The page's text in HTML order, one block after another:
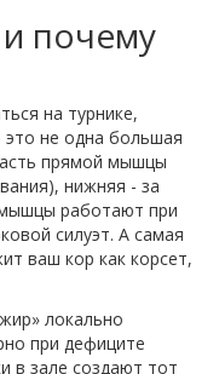
и почему
на турнике,
это не одна большая
прямой мышцы
нижняя - за
работают при
силуэт. А самая
ваш кор как корсет,
локально
при дефиците
в зале создают тот